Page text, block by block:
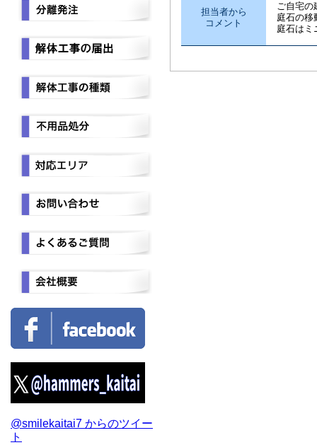
担当者から
コメント
ご自宅の
庭石の移
庭石はミ
@smilekaitai7 からのツイー
ト